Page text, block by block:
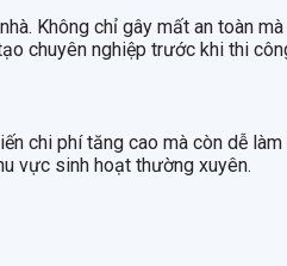
Không chỉ gây mất an toàn
chuyên nghiệp trước khi thi
chi phí tăng cao mà còn dễ
vực sinh hoạt thường xuyên.